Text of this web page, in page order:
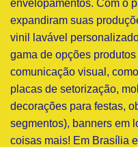
envelopamentos. Com o
expandiram suas
vinil lavável
gama de opções
comunicação visual,
placas de setorização,
decorações para festas,
segmentos), banners em
coisas mais! Em Brasília